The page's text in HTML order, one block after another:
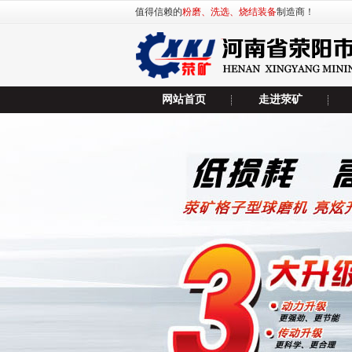
值得信赖的粉磨、洗选、烧结装备制造商！
网站首页 走进荥矿